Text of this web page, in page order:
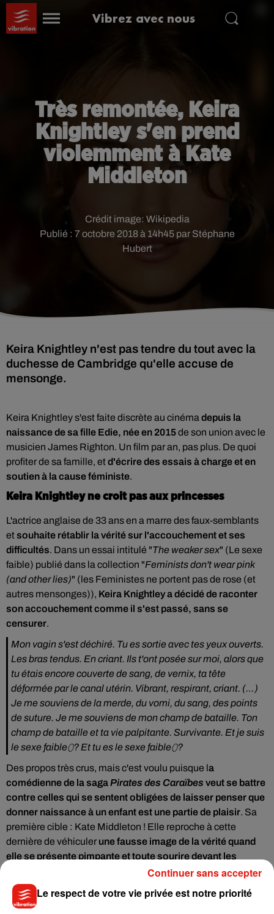
Vibrez avec nous
Très remontée, Keira
Knightley s'en prend
violemment à Kate
Middleton
Publié : 7 octobre 2018 à 14h45 par Stéphane
Hubert
Crédit image: Wikipedia
Keira Knightley n'est pas tendre du tout avec la
duchesse de Cambridge qu'elle accuse de
mensonge.
Keira Knightley s'est faite discrète au cinéma depuis la
naissance de sa fille Edie, née en 2015de son union avec le
musicien James Righton. Un film par an, pas plus. De quoi
profiter de sa famille, etd'écrire des essais à charge et en
soutien à la cause féministe.
Keira Knightley ne croit pas aux princesses
L'actrice anglaise de 33 ans en a marre des faux-semblants
etsouhaite rétablir la vérité sur l'accouchement et ses
difficultés. Dans un essai intitulé "The weaker sex" (Le sexe
faible) publié dans la collection "Feminists don't wear pink
(and other lies)" (les Feministes ne portent pas de rose (et
autres mensonges)), Keira Knightley a décidé de raconter
son accouchement comme il s'est passé, sans se
censurer.
Mon vagin s'est déchiré. Tu es sortie avec tes yeux ouverts.
Les bras tendus. En criant. Ils t'ont posée sur moi, alors que
tu étais encore couverte de sang, de vernix, ta tête
déformée par le canal utérin. Vibrant, respirant, criant. (…)
Je me souviens de la merde, du vomi, du sang, des points
de suture. Je me souviens de mon champ de bataille. Ton
champ de bataille et ta vie palpitante. Survivante. Et je suis
le sexe faible⬯? Et tu es le sexe faible⬯?
Des propos très crus, mais c'est voulu puisque la
comédienne de la sagaPirates des Caraïbes veut se battre
contre celles qui se sentent obligées de laisser penser que
donner naissance à un enfant est une partie de plaisir. Sa
première cible : Kate Middleton ! Elle reproche à cette
dernière de véhiculer une fausse image de la vérité quand
elle se présente pimpante et toute sourire devant les
photographes quelques heures à peine après avoir
accouché
Cache. Cache notre corps fendu, nos seins qui perdent du
Le respect de votre vie privée est notre priorité
Continuer sans accepter